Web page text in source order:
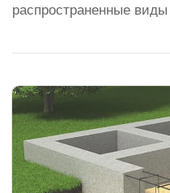
распространенные